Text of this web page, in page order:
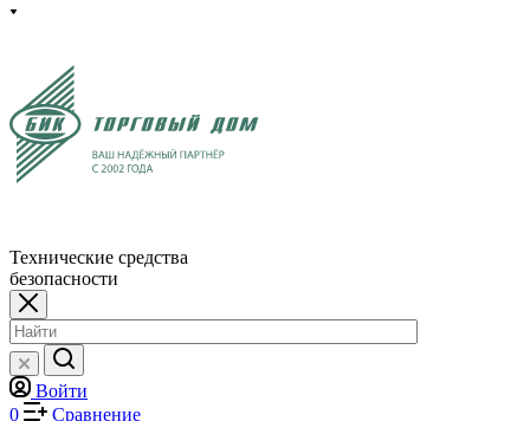
Технические средства
безопасности
Войти
0
Сравнение